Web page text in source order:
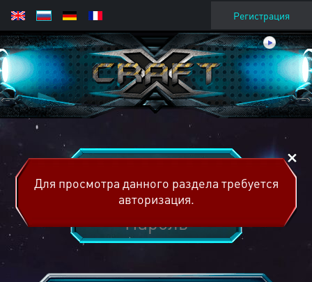
Регистрация
Для просмотра данного раздела требуется
авторизация.